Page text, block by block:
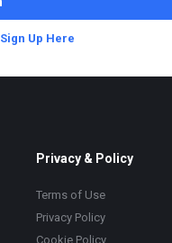
Sign Up Here
Privacy & Policy
Terms of Use
Privacy Policy
Cookie Policy